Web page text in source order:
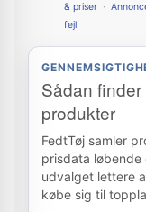
& priser ·
fejl
Sådan
produkter
FedtTøj samler
prisdata
udvalget lettere
købe sig til